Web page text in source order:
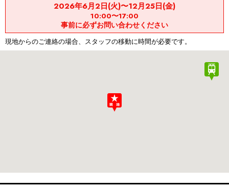
2026年6月2日(火)〜12月25日(金)
10:00〜17:00
事前に必ずお問い合わせください
現地からのご連絡の場合、スタッフの移動に時間が必要です。